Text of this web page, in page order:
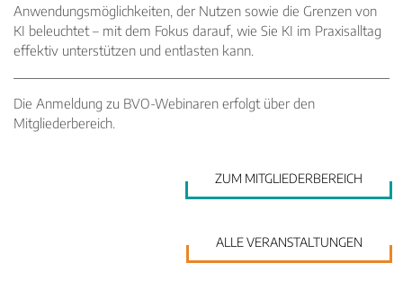
Anwendungsmöglichkeiten, der Nutzen sowie die Grenzen von
KI beleuchtet – mit dem Fokus darauf, wie Sie KI im Praxisalltag
effektiv unterstützen und entlasten kann.
Die Anmeldung zu BVO-Webinaren erfolgt über den
Mitgliederbereich.
ZUM MITGLIEDERBEREICH
ALLE VERANSTALTUNGEN